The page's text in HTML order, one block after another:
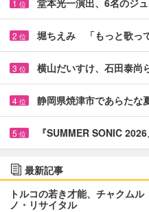
1 位
2 位 堀ちえみ 「もっと歌っ
3 位 横山だいすけ、石田泰
4 位 静岡県焼津市であらた
5 位 『SUMMER SONIC
最新記事
トルコの若き才能、チャクム
ノ・リサイタル